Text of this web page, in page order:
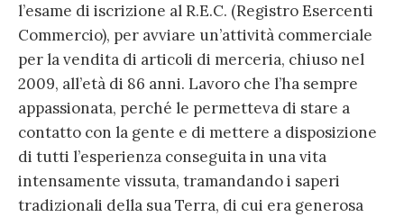
l’esame di iscrizione al R.E.C. (Registro Esercenti
Commercio), per avviare un’attività commerciale
per la vendita di articoli di merceria, chiuso nel
2009, all’età di 86 anni. Lavoro che l’ha sempre
appassionata, perché le permetteva di stare a
contatto con la gente e di mettere a disposizione
di tutti l’esperienza conseguita in una vita
intensamente vissuta, tramandando i saperi
tradizionali della sua Terra, di cui era generosa